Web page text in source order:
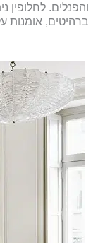
והפנלים. לחלופין
ברהיטים, אומנות